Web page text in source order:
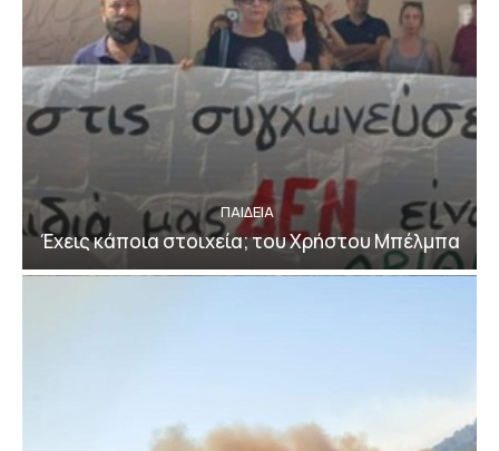
ΠΑΙΔΕΙΑ
Έχεις κάποια στοιχεία; του Χρήστου Μπέλμπα